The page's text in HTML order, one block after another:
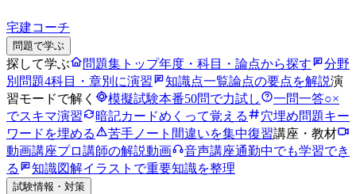
宅建コーチ
問題で学ぶ
探して学ぶ 問題集トップ年度・科目・論点から探す
分野
別問題4科目・章別に演習 知識点一覧論点の要点を解説演
習モードで解く
模擬試験本番50問で力試し 一問一答○×
でスキマ演習
暗記カードめくって覚える 穴埋め問題キー
ワードを埋める
苦手ノート 間違いを集中復習講座・教材
動画講座プロ講師の解説動画 音声講座通勤中でも学習でき
る
知識図解イラストで重要知識を整理
試験情報・対策